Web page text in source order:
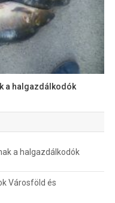
a halgazdálkodók
a halgazdálkodók
Városföld és